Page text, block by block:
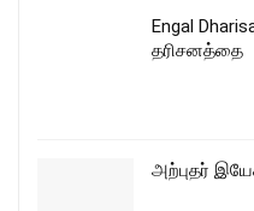
Engal
தரிசனத்தை
அற்புதர்